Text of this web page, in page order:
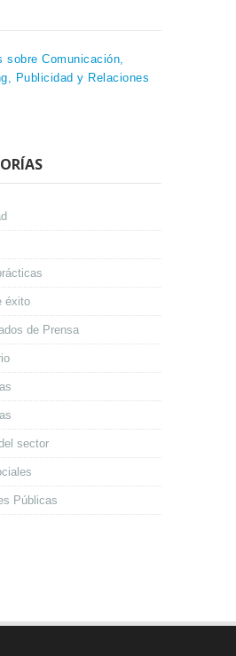
sobre Comunicación,
Publicidad y Relaciones
éxito
de Prensa
sector
Públicas